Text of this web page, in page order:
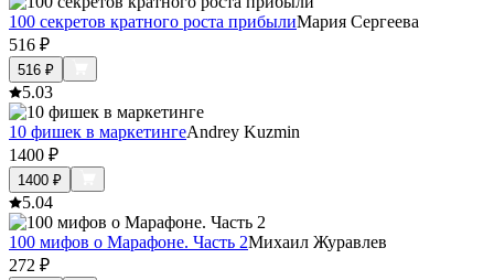
100 секретов кратного роста прибылиМария Сергеева
516 ₽
516 ₽
5.03
10 фишек в маркетингеAndrey Kuzmin
1400 ₽
1400 ₽
5.04
100 мифов о Марафоне. Часть 2Михаил Журавлев
272 ₽